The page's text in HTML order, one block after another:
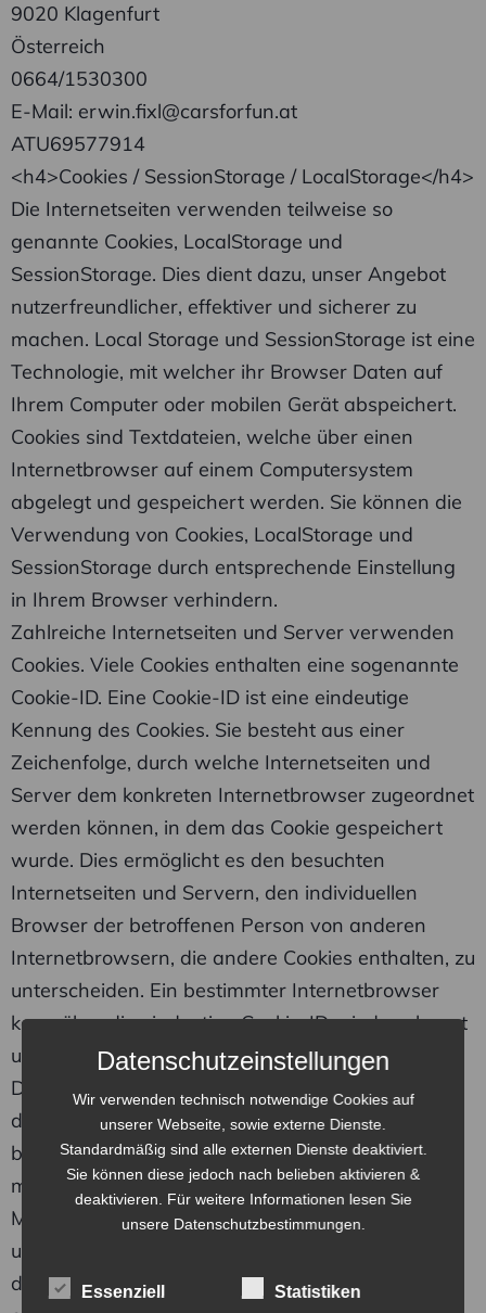
9020 Klagenfurt
Österreich
0664/1530300
E-Mail: erwin.fixl@carsforfun.at
ATU69577914
<h4>Cookies / SessionStorage / LocalStorage</h4>
Die Internetseiten verwenden teilweise so
genannte Cookies, LocalStorage und
SessionStorage. Dies dient dazu, unser Angebot
nutzerfreundlicher, effektiver und sicherer zu
machen. Local Storage und SessionStorage ist eine
Technologie, mit welcher ihr Browser Daten auf
Ihrem Computer oder mobilen Gerät abspeichert.
Cookies sind Textdateien, welche über einen
Internetbrowser auf einem Computersystem
abgelegt und gespeichert werden. Sie können die
Verwendung von Cookies, LocalStorage und
SessionStorage durch entsprechende Einstellung
in Ihrem Browser verhindern.
Zahlreiche Internetseiten und Server verwenden
Cookies. Viele Cookies enthalten eine sogenannte
Cookie-ID. Eine Cookie-ID ist eine eindeutige
Kennung des Cookies. Sie besteht aus einer
Zeichenfolge, durch welche Internetseiten und
Server dem konkreten Internetbrowser zugeordnet
werden können, in dem das Cookie gespeichert
wurde. Dies ermöglicht es den besuchten
Internetseiten und Servern, den individuellen
Browser der betroffenen Person von anderen
Internetbrowsern, die andere Cookies enthalten, zu
unterscheiden. Ein bestimmter Internetbrowser
kann über die eindeutige Cookie-ID wiedererkannt
und identifiziert werden.
Durch den Einsatz von Cookies kann den Nutzern
dieser Internetseite nutzerfreundlichere Services
bereitstellen, die ohne die Cookie-Setzung nicht
möglich wären.
Mittels eines Cookies können die Informationen
und Angebote auf unserer Internetseite im Sinne
des Benutzers optimiert werden. Cookies
Datenschutzeinstellungen
Wir verwenden technisch notwendige Cookies auf
unserer Webseite, sowie externe Dienste.
Standardmäßig sind alle externen Dienste deaktiviert.
Sie können diese jedoch nach belieben aktivieren &
deaktivieren. Für weitere Informationen lesen Sie
unsere Datenschutzbestimmungen
Essenziell Statistiken